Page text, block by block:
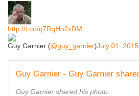
http://t.co/q7RqHn2xDM
Guy Garnier (@guy_garnier)July 01, 2015
Guy Garnier shared his photo.